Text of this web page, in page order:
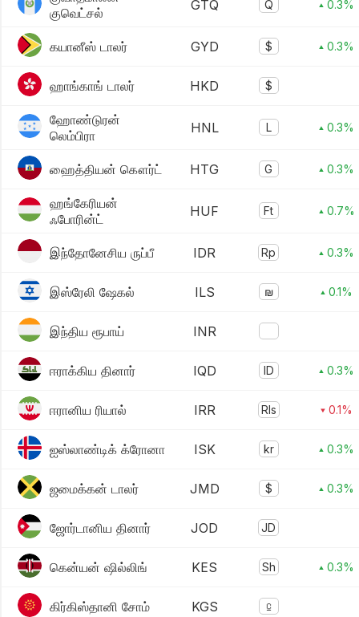
குவெட்சல்
GTQ Q ▴ 0.3%
கயானீஸ் டாலர் GYD $ ▴ 0.3%
ஹாங்காங் டாலர் HKD $
ஹோண்டுரன்
லெம்பிரா
HNL L ▴ 0.3%
ஹைத்தியன் கௌர்ட் HTG G ▴ 0.3%
ஹங்கேரியன்
ஃபோரின்ட்
HUF Ft ▴ 0.7%
இந்தோனேசிய ருப்பீ IDR Rp ▴ 0.3%
இஸ்ரேலி ஷேகல் ILS ₪ ▴ 0.1%
இந்திய ரூபாய் INR
ஈராக்கிய தினார் IQD ID ▴ 0.3%
ஈரானிய ரியால் IRR Rls ▾ 0.1%
ஐஸ்லாண்டிக் க்ரோனா ISK kr ▴ 0.3%
ஜமைக்கன் டாலர் JMD $ ▴ 0.3%
ஜோர்டானிய தினார் JOD JD
கென்யன் ஷில்லிங் KES Sh ▴ 0.3%
கிர்கிஸ்தானி சோம் KGS ⃀